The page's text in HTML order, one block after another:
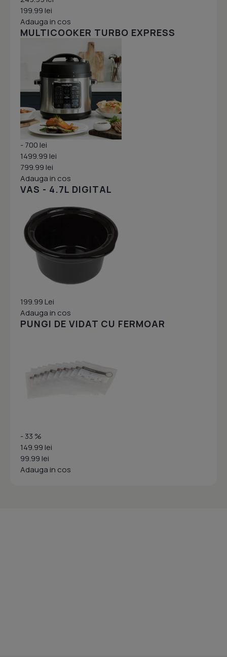
199.99 lei
Adauga in cos
MULTICOOKER TURBO EXPRESS
- 700 lei
1499.99 lei
799.99 lei
Adauga in cos
VAS - 4.7L DIGITAL
199.99 Lei
Adauga in cos
PUNGI DE VIDAT CU FERMOAR
- 33 %
149.99 lei
99.99 lei
Adauga in cos